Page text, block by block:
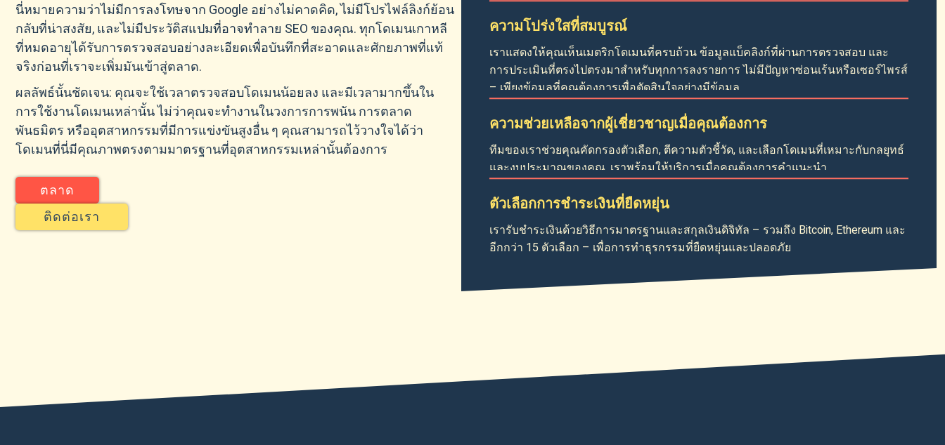
นี่หมายความว่าไม่มีการลงโทษจาก Google อย่างไม่คาดคิด, ไม่มีโปรไฟล์ลิงก์ย้อน
กลับที่น่าสงสัย, และไม่มีประวัติสแปมที่อาจทำลาย SEO ของคุณ. ทุกโดเมนเกาหลี
ที่หมดอายุได้รับการตรวจสอบอย่างละเอียดเพื่อบันทึกที่สะอาดและศักยภาพที่แท้
จริงก่อนที่เราจะเพิ่มมันเข้าสู่ตลาด.
ผลลัพธ์นั้นชัดเจน: คุณจะใช้เวลาตรวจสอบโดเมนน้อยลง และมีเวลามากขึ้นใน
การใช้งานโดเมนเหล่านั้น ไม่ว่าคุณจะทำงานในวงการการพนัน การตลาด
พันธมิตร หรืออุตสาหกรรมที่มีการแข่งขันสูงอื่น ๆ คุณสามารถไว้วางใจได้ว่า
โดเมนที่นี่มีคุณภาพตรงตามมาตรฐานที่อุตสาหกรรมเหล่านั้นต้องการ
ตลาด
ติดต่อเรา
ความโปร่งใสที่สมบูรณ์
เราแสดงให้คุณเห็นเมตริกโดเมนที่ครบถ้วน ข้อมูลแบ็คลิงก์ที่ผ่านการตรวจสอบ และ
การประเมินที่ตรงไปตรงมาสำหรับทุกการลงรายการ ไม่มีปัญหาซ่อนเร้นหรือเซอร์ไพรส์
– เพียงข้อมูลที่คุณต้องการเพื่อตัดสินใจอย่างมีข้อมูล
ความช่วยเหลือจากผู้เชี่ยวชาญเมื่อคุณต้องการ
ทีมของเราช่วยคุณคัดกรองตัวเลือก, ตีความตัวชี้วัด, และเลือกโดเมนที่เหมาะกับกลยุทธ์
และงบประมาณของคุณ. เราพร้อมให้บริการเมื่อคุณต้องการคำแนะนำ.
ตัวเลือกการชำระเงินที่ยืดหยุ่น
เรารับชำระเงินด้วยวิธีการมาตรฐานและสกุลเงินดิจิทัล – รวมถึง Bitcoin, Ethereum และ
อีกกว่า 15 ตัวเลือก – เพื่อการทำธุรกรรมที่ยืดหยุ่นและปลอดภัย